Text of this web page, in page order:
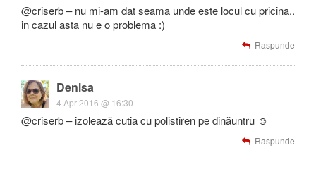
@criserb – nu mi-am dat seama unde este locul cu pricina..
in cazul asta nu e o problema :)
Raspunde
Denisa
4 Apr 2016 @ 16:30
@criserb – izolează cutia cu polistiren pe dinăuntru ☺
Raspunde